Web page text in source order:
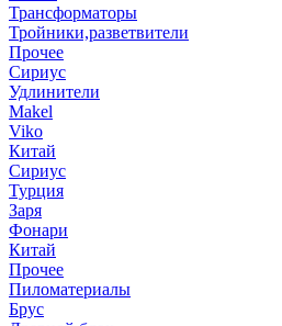
Трансформаторы
Тройники,разветвители
Прочее
Сириус
Удлинители
Makel
Viko
Китай
Сириус
Турция
Заря
Фонари
Китай
Прочее
Пиломатериалы
Брус